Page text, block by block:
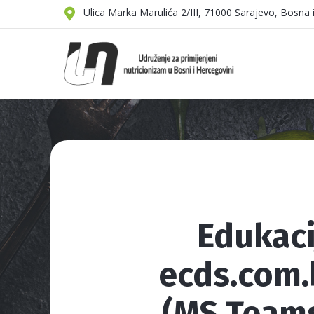
Ulica Marka Marulića 2/III, 71000 Sarajevo, Bosna